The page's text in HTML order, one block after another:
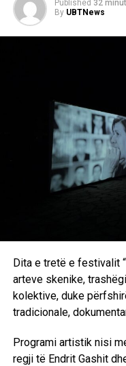
Published 32
By UBTNews
Dita e tretë e festivalit
arteve skenike,
kolektive, duke
tradicionale,
Programi artistik nisi
regji të Endrit Gashit